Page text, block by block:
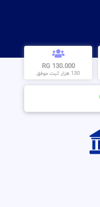
130.000 RG
130 هزار ثبت موفق